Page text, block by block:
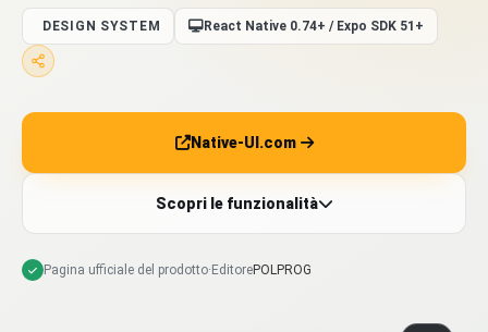
DESIGN SYSTEM React Native 0.74+ / Expo SDK 51+
Native-UI.com
Scopri le funzionalità
Pagina ufficiale del prodotto· EditorePOLPROG